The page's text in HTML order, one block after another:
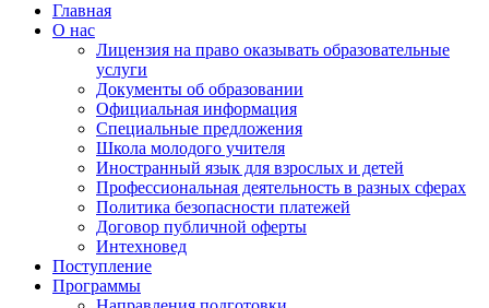
Главная
О нас
Лицензия на право оказывать образовательные
услуги
Документы об образовании
Официальная информация
Специальные предложения
Школа молодого учителя
Иностранный язык для взрослых и детей
Профессиональная деятельность в разных сферах
Политика безопасности платежей
Договор публичной оферты
Интехновед
Поступление
Программы